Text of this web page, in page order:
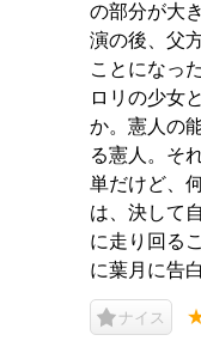
の部分が大
演の後、父
ことになっ
ロリの少女
か。憲人の
る憲人。そ
単だけど、
は、決して
に走り回る
に葉月に告
ナイス